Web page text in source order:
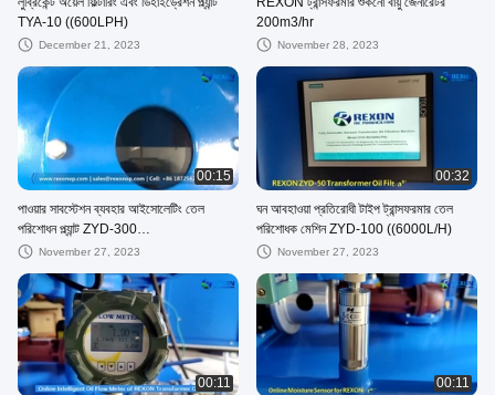
TYA-10 ((600LPH)
December 21, 2023
200m3/hr
November 28, 2023
00:15
পাওয়ার সাবস্টেশন ব্যবহার আইসোলেটিং তেল
পরিশোধন প্ল্যান্ট ZYD-300
((3000LPH~18000LPH)
November 27, 2023
00:32
ঘন আবহাওয়া প্রতিরোধী টাইপ ট্রান্সফরমার তেল
পরিশোধক মেশিন ZYD-100 ((6000L/H)
November 27, 2023
00:11 00:11